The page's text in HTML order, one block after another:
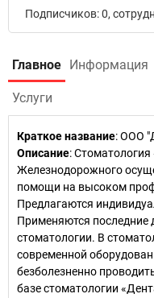
Подписчиков: 0,
Главное Информация
Услуги
Краткое название:ООО
Описание:
Железнодорожного
помощи на высоком
Предлагаются
Применяются последние
стоматологии. В
современной
безболезненно
базе стоматологии